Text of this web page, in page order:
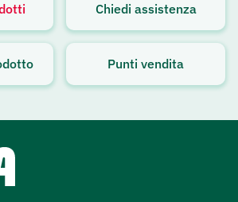
Chiedi assistenza
Punti vendita